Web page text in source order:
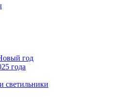
год
года
светильники